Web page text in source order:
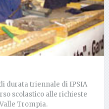
durata triennale di IPSIA
scolastico alle richieste
Trompia.